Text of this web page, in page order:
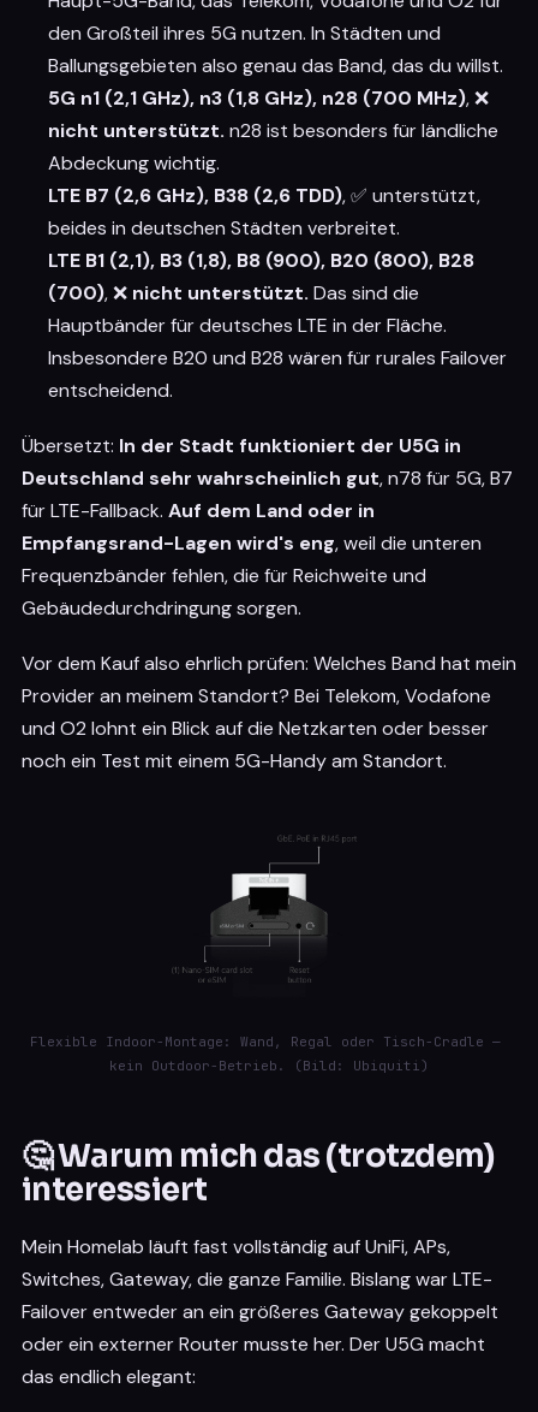
den Großteil ihres 5G nutzen. In Städten und
Ballungsgebieten also genau das Band, das du willst.
5G n1 (2,1 GHz), n3 (1,8 GHz), n28 (700 MHz), ❌
nicht unterstützt. n28 ist besonders für ländliche
Abdeckung wichtig.
LTE B7 (2,6 GHz), B38 (2,6 TDD), ✅ unterstützt,
beides in deutschen Städten verbreitet.
LTE B1 (2,1), B3 (1,8), B8 (900), B20 (800), B28
(700), ❌ nicht unterstützt. Das sind die
Hauptbänder für deutsches LTE in der Fläche.
Insbesondere B20 und B28 wären für rurales Failover
entscheidend.
Übersetzt: In der Stadt funktioniert der U5G in
Deutschland sehr wahrscheinlich gut, n78 für 5G, B7
für LTE-Fallback. Auf dem Land oder in
Empfangsrand-Lagen wird's eng, weil die unteren
Frequenzbänder fehlen, die für Reichweite und
Gebäudedurchdringung sorgen.
Vor dem Kauf also ehrlich prüfen: Welches Band hat mein
Provider an meinem Standort? Bei Telekom, Vodafone
und O2 lohnt ein Blick auf die Netzkarten oder besser
noch ein Test mit einem 5G-Handy am Standort.
Flexible Indoor-Montage: Wand, Regal oder Tisch-Cradle —
kein Outdoor-Betrieb. (Bild: Ubiquiti)
🤔 Warum mich das (trotzdem)
interessiert
Mein Homelab läuft fast vollständig auf UniFi, APs,
Switches, Gateway, die ganze Familie. Bislang war LTE-
Failover entweder an ein größeres Gateway gekoppelt
oder ein externer Router musste her. Der U5G macht
das endlich elegant: